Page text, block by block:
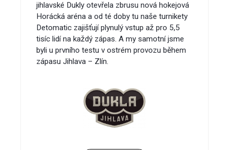
jihlavské Dukly otevřela zbrusu nová hokejová
Horácká aréna a od té doby tu naše turnikety
Detomatic zajišťují plynulý vstup až pro 5,5
tisíc lidí na každý zápas. A my samotní jsme
byli u prvního testu v ostrém provozu během
zápasu Jihlava – Zlín.